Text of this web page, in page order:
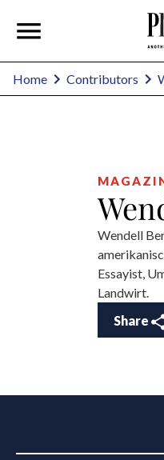
Home Contributors
Wendell
Essayist,
Landwirt.
Share